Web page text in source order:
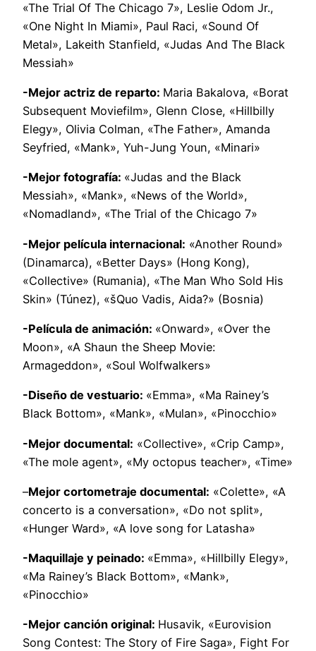
«The Trial Of The Chicago 7», Leslie Odom Jr.,
«One Night In Miami», Paul Raci, «Sound Of
Metal», Lakeith Stanfield, «Judas And The Black
Messiah»
-Mejor actriz de reparto: Maria Bakalova, «Borat
Subsequent Moviefilm», Glenn Close, «Hillbilly
Elegy», Olivia Colman, «The Father», Amanda
Seyfried, «Mank», Yuh-Jung Youn, «Minari»
-Mejor fotografía: «Judas and the Black
Messiah», «Mank», «News of the World»,
«Nomadland», «The Trial of the Chicago 7»
-Mejor película internacional: «Another Round»
(Dinamarca), «Better Days» (Hong Kong),
«Collective» (Rumania), «The Man Who Sold His
Skin» (Túnez), «šQuo Vadis, Aida?» (Bosnia)
-Película de animación: «Onward», «Over the
Moon», «A Shaun the Sheep Movie:
Armageddon», «Soul Wolfwalkers»
-Diseño de vestuario: «Emma», «Ma Rainey’s
Black Bottom», «Mank», «Mulan», «Pinocchio»
-Mejor documental: «Collective», «Crip Camp»,
«The mole agent», «My octopus teacher», «Time»
–Mejor cortometraje documental: «Colette», «A
concerto is a conversation», «Do not split»,
«Hunger Ward», «A love song for Latasha»
-Maquillaje y peinado: «Emma», «Hillbilly Elegy»,
«Ma Rainey’s Black Bottom», «Mank»,
«Pinocchio»
-Mejor canción original: Husavik, «Eurovision
Song Contest: The Story of Fire Saga», Fight For